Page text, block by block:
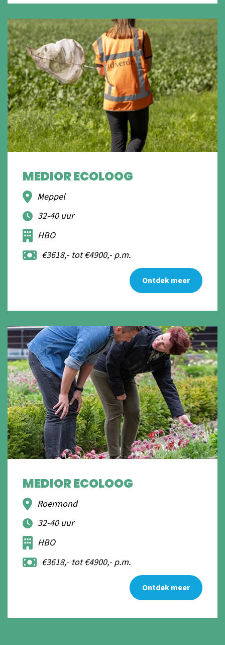
MEDIOR ECOLOOG
Meppel
32-40 uur
HBO
€3618,- tot €4900,- p.m.
Ontdek meer
MEDIOR ECOLOOG
Roermond
32-40 uur
HBO
€3618,- tot €4900,- p.m.
Ontdek meer